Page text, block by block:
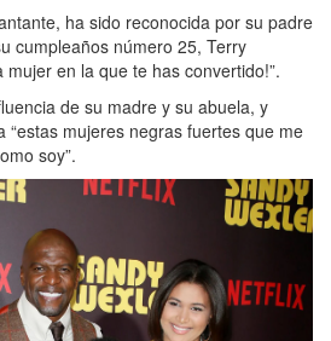
ha sido reconocida por su padre
cumpleaños número 25, Terry
mujer en la que te has convertido!”.
de su madre y su abuela, y
“estas mujeres negras fuertes que me
soy”.